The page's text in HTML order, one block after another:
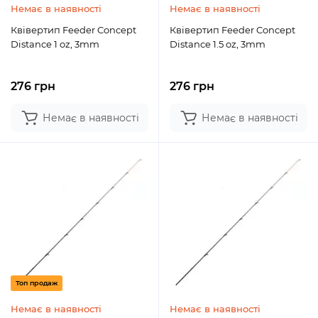
Немає в наявності
Квівертип Feeder Concept
Distance 1 oz, 3mm
276 грн
Немає в наявності
Немає в наявності
Квівертип Feeder Concept
Distance 1.5 oz, 3mm
276 грн
Немає в наявності
Топ продаж
Немає в наявності Немає в наявності